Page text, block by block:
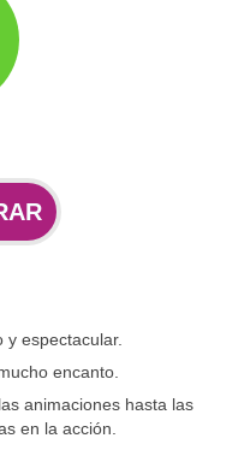
espectacular.
encanto.
animaciones hasta las
en la acción.